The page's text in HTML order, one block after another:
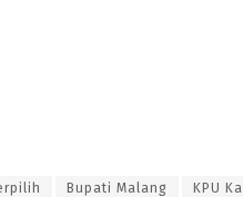
Bupati Malang KPU